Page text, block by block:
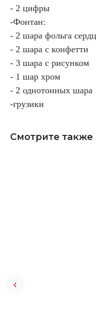
- 2 цифры
-Фонтан:
- 2 шара фольга
- 2 шара с конфетти
- 3 шара с рисунком
- 1 шар хром
- 2 однотонных шара
-грузики
Смотрите также